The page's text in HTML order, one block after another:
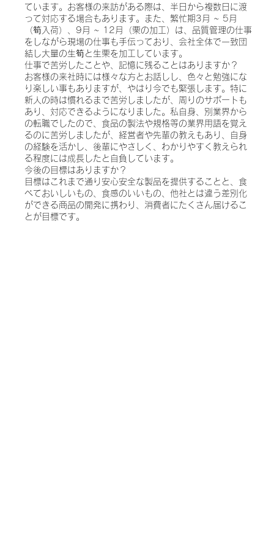
ています。お客様の来訪がある際は、半日から複数日に渡
って対応する場合もあります。また、繁忙期3月 ~ 5月
（筍入荷）、9月 ~ 12月（栗の加工）は、品質管理の仕事
をしながら現場の仕事も手伝っており、会社全体で一致団
結し大量の生筍と生栗を加工しています。
仕事で苦労したことや、記憶に残ることはありますか？
お客様の来社時には様々な方とお話しし、色々と勉強にな
り楽しい事もありますが、やはり今でも緊張します。特に
新人の時は慣れるまで苦労しましたが、周りのサポートも
あり、対応できるようになりました。私自身、別業界から
の転職でしたので、食品の製法や規格等の業界用語を覚え
るのに苦労しましたが、経営者や先輩の教えもあり、自身
の経験を活かし、後輩にやさしく、わかりやすく教えられ
る程度には成長したと自負しています。
今後の目標はありますか？
目標はこれまで通り安心安全な製品を提供することと、食
べておいしいもの、食感のいいもの、他社とは違う差別化
ができる商品の開発に携わり、消費者にたくさん届けるこ
とが目標です。